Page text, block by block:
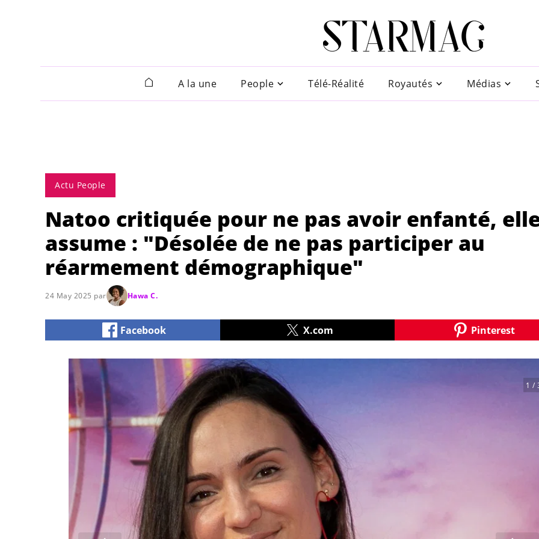
A la une People Télé-Réalité Royautés Médias
Actu People
Natoo critiquée pour ne pas avoir enfanté,
assume : "Désolée de ne pas participer au
réarmement démographique"
24 May 2025 par Hawa C.
Facebook X.com Pinterest
1 /